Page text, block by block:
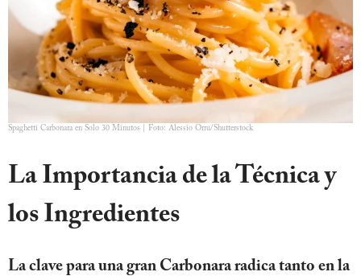
Spaghetti Carbonara en Solo 30 Minutos | Foto: Alessio Orru/Shutterstock
La Importancia de la Técnica y
los Ingredientes
La clave para una gran Carbonara radica tanto en la